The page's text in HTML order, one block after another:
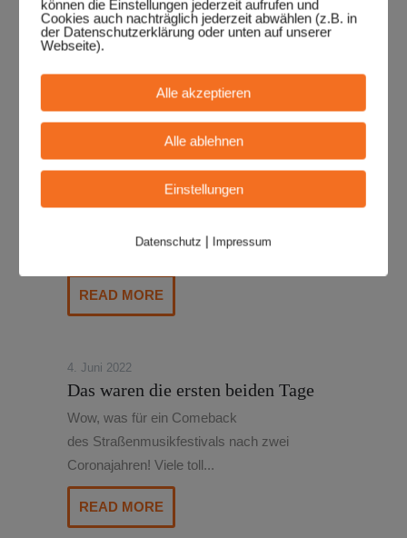
Musiker:innen, die am Festivalwochenende
das Publ...
7. Juni 2022
Wir gratulieren ganz herzlich den Siegern des
READ MORE
4. Juni 2022
Das waren die ersten beiden Tage
Wow, was für ein Comeback
des Straßenmusikfestivals nach zwei
Coronajahren! Viele toll...
READ MORE
können die Einstellungen jederzeit aufrufen und
Cookies auch nachträglich jederzeit abwählen (z.B. in
der Datenschutzerklärung oder unten auf unserer
Webseite).
Alle akzeptieren
Alle ablehnen
Einstellungen
Datenschutz | Impressum